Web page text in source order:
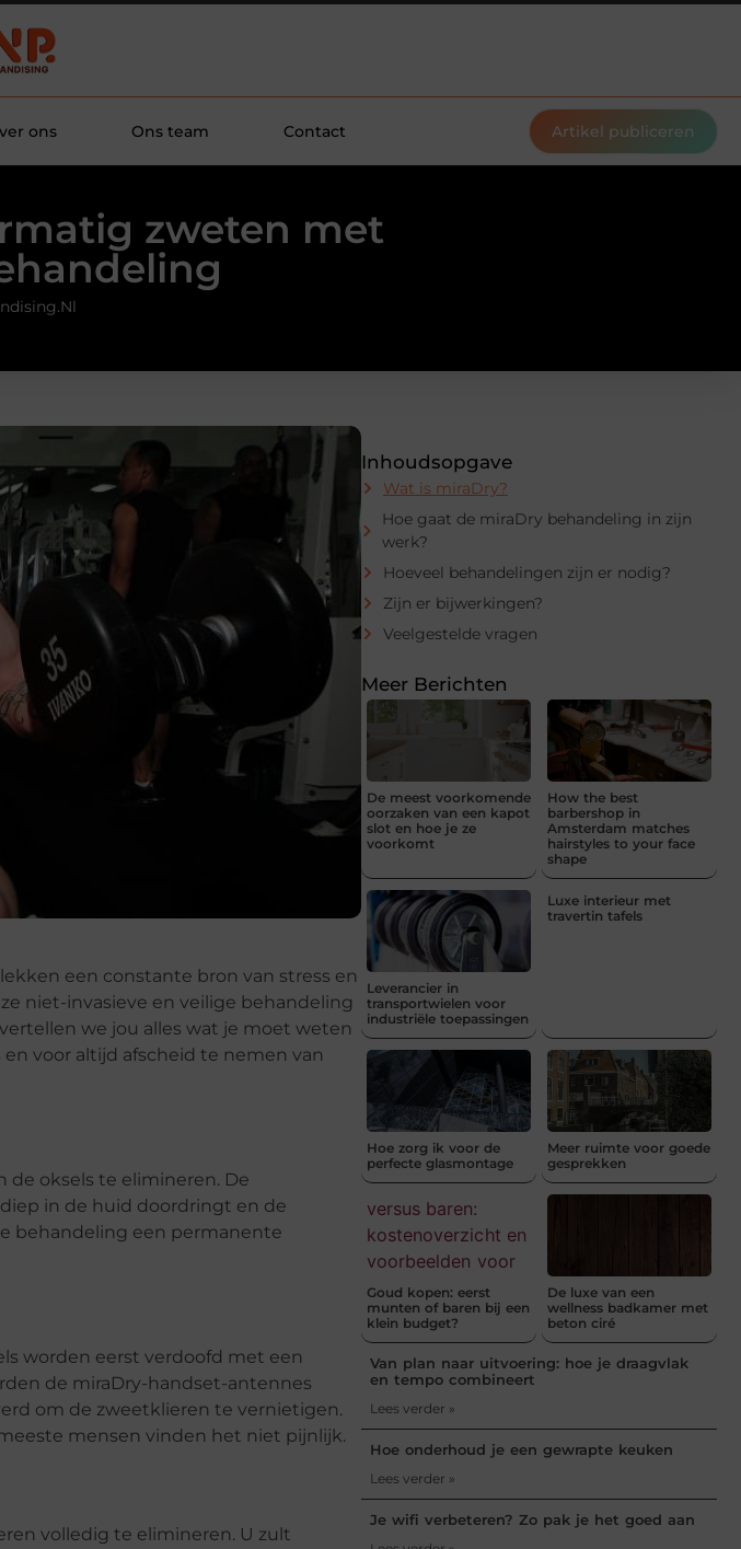
ons Ons team Contact Artikel publiceren
zweten met
een constante bron van stress en
niet-invasieve en veilige behandeling
we jou alles wat je moet weten
voor altijd afscheid te nemen van
de oksels te elimineren. De
in de huid doordringt en de
behandeling een permanente
worden eerst verdoofd met een
de miraDry-handset-antennes
om de zweetklieren te vernietigen.
mensen vinden het niet pijnlijk.
volledig te elimineren. U zult
Inhoudsopgave
Wat is miraDry?
Hoe gaat de miraDry behandeling in zijn
werk?
Hoeveel behandelingen zijn er nodig?
Zijn er bijwerkingen?
Veelgestelde vragen
Meer Berichten
De meest voorkomende
oorzaken van een kapot
slot en hoe je ze
voorkomt
How the best
barbershop in
Amsterdam matches
hairstyles to your face
shape
Leverancier in
transportwielen voor
industriële toepassingen
Luxe interieur met
travertin tafels
Hoe zorg ik voor de
perfecte glasmontage
Meer ruimte voor goede
gesprekken
Goud kopen: eerst
munten of baren bij een
klein budget?
De luxe van een
wellness badkamer met
beton ciré
Van plan naar uitvoering: hoe je draagvlak
en tempo combineert
Lees verder »
Hoe onderhoud je een gewrapte keuken
Lees verder »
Je wifi verbeteren? Zo pak je het goed aan